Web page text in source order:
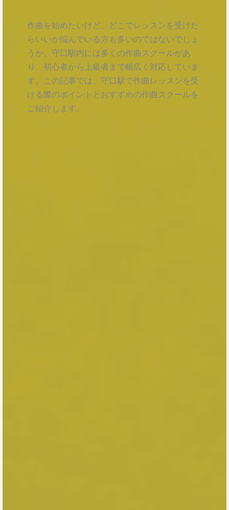
作曲を始めたいけど、どこでレッスンを受けた
らいいか悩んでいる方も多いのではないでしょ
うか。守口駅内には多くの作曲スクールがあ
り、初心者から上級者まで幅広く対応していま
す。この記事では、守口駅で作曲レッスンを受
ける際のポイントとおすすめの作曲スクールを
ご紹介します。